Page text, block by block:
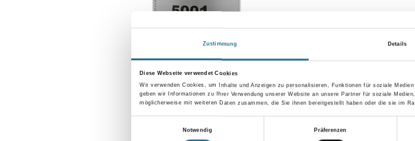
Zustimmung Details
Diese Webseite verwendet Cookies
Wir verwenden Cookies, um Inhalte und Anzeigen zu personalisieren, Funktionen für soziale
geben wir Informationen zu Ihrer Verwendung unserer Website an unsere Partner für soziale
möglicherweise mit weiteren Daten zusammen, die Sie ihnen bereitgestellt haben oder die sie im
Notwendig
Präferenzen